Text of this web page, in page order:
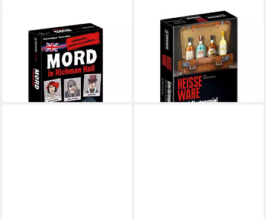
Spiel Mord in Richman Hall
ab 22,12 €
lieferbar - in 3-4 Werktagen bei dir
GMEINER
Spiel Heiße Ware - Krimi-
Kartenspiel für clevere
Schmuggler
ab 15,08 €
lieferbar - in 3-4 Werktagen bei dir